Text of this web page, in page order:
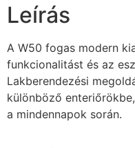
Leírás
A W50 fogas modern
funkcionalitást és az
Lakberendezési
különböző
a mindennapok során.